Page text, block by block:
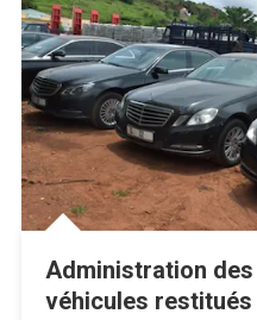
Administration des
véhicules restitués